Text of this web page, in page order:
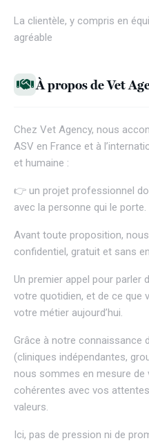
La clientèle, y compris en
agréable
À propos de Vet
Chez Vet Agency, nous
ASV en France et à
et humaine :
👉 un projet professionnel
avec la personne qui le porte.
Avant toute proposition,
confidentiel, gratuit et sans
Un premier appel pour parler
votre quotidien, et de ce que
votre métier aujourd’hui.
Grâce à notre connaissance
(cliniques indépendantes,
nous sommes en mesure
cohérentes avec vos
valeurs.
Ici, pas de pression ni de